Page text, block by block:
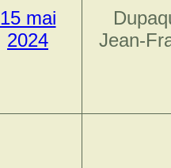
15 mai
2024
Jean-